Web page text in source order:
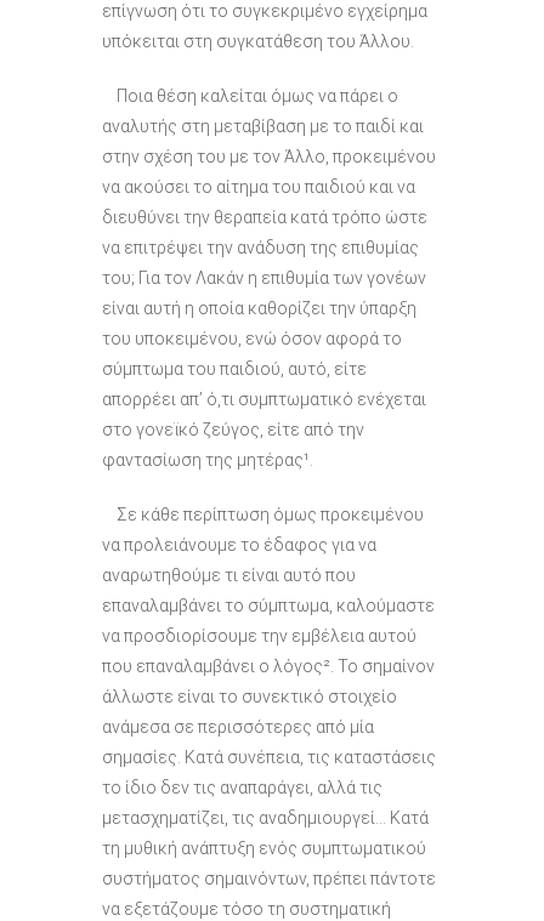
επίγνωση ότι το συγκεκριμένο εγχείρημα
υπόκειται στη συγκατάθεση του Άλλου.
Ποια θέση καλείται όμως να πάρει ο
αναλυτής στη μεταβίβαση με το παιδί και
στην σχέση του με τον Άλλο, προκειμένου
να ακούσει το αίτημα του παιδιού και να
διευθύνει την θεραπεία κατά τρόπο ώστε
να επιτρέψει την ανάδυση της επιθυμίας
του; Για τον Λακάν η επιθυμία των γονέων
είναι αυτή η οποία καθορίζει την ύπαρξη
του υποκειμένου, ενώ όσον αφορά το
σύμπτωμα του παιδιού, αυτό, είτε
απορρέει απ’ ό,τι συμπτωματικό ενέχεται
στο γονεϊκό ζεύγος, είτε από την
φαντασίωση της μητέρας¹.
Σε κάθε περίπτωση όμως προκειμένου
να προλειάνουμε το έδαφος για να
αναρωτηθούμε τι είναι αυτό που
επαναλαμβάνει το σύμπτωμα, καλούμαστε
να προσδιορίσουμε την εμβέλεια αυτού
που επαναλαμβάνει ο λόγος². Το σημαίνον
άλλωστε είναι το συνεκτικό στοιχείο
ανάμεσα σε περισσότερες από μία
σημασίες. Κατά συνέπεια, τις καταστάσεις
το ίδιο δεν τις αναπαράγει, αλλά τις
μετασχηματίζει, τις αναδημιουργεί… Κατά
τη μυθική ανάπτυξη ενός συμπτωματικού
συστήματος σημαινόντων, πρέπει πάντοτε
να εξετάζουμε τόσο τη συστηματική